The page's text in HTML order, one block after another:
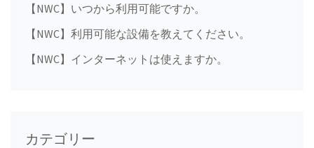
【NWC】いつから利用可能ですか。
【NWC】利用可能な設備を教えてください。
【NWC】インターネットは使えますか。
カテゴリー